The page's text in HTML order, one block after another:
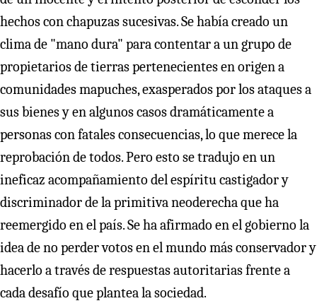
hechos con chapuzas sucesivas. Se había creado un
clima de "mano dura" para contentar a un grupo de
propietarios de tierras pertenecientes en origen a
comunidades mapuches, exasperados por los ataques a
sus bienes y en algunos casos dramáticamente a
personas con fatales consecuencias, lo que merece la
reprobación de todos. Pero esto se tradujo en un
ineficaz acompañamiento del espíritu castigador y
discriminador de la primitiva neoderecha que ha
reemergido en el país. Se ha afirmado en el gobierno la
idea de no perder votos en el mundo más conservador y
hacerlo a través de respuestas autoritarias frente a
cada desafío que plantea la sociedad.